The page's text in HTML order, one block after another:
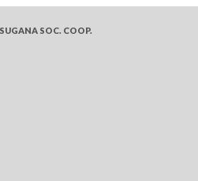
SOC. COOP.